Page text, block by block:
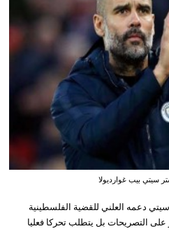
سيتي بيب غوارديولا
دعمه العلني للقضية الفلسطينية
التصريحات بل يتطلب تحركا فعليا